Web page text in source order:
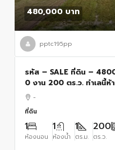
480,000 บาท
pptc195pp
รหัส – SALE ที่ดิน –
0 งาน 200 ตร.ว. ทำเลนี้ห้
-
ที่ดิน
1
ห้องนอน
1
ห้องน้ำ
1
ตร.ม.
200
ตร.ว.